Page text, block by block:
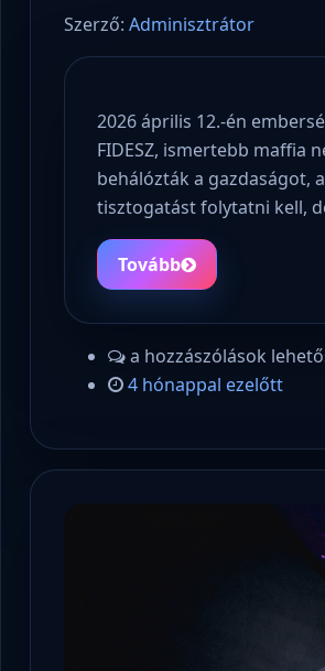
Szerző: Adminisztrátor
2026 április 12.-én
FIDESZ, ismertebb maffia
behálózták a gazdaságot,
tisztogatást folytatni kell,
Tovább
a hozzászólások
4 hónappal ezelőtt